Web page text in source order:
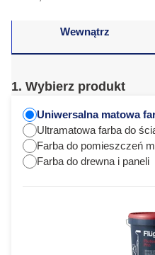
Wewnątrz
1. Wybierz produkt
Uniwersalna matowa
Ultramatowa farba do
Farba do pomieszczeń
Farba do drewna i paneli